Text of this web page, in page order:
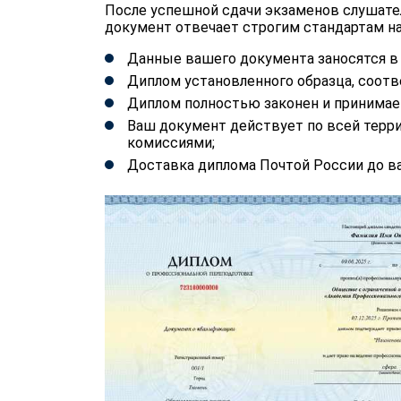
После успешной сдачи экзаменов
документ отвечает строгим стандартам
Данные вашего документа заносятся
Диплом установленного образца,
Диплом полностью законен и
Ваш документ действует по всей
комиссиями;
Доставка диплома Почтой России до